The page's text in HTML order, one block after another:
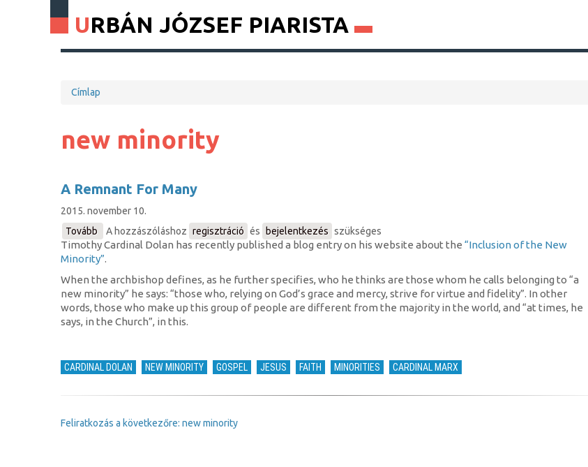
URBÁN JÓZSEF PIARISTA
Címlap
new minority
A Remnant For Many
2015. november 10.
Tovább
(A
Remnant
For
A hozzászóláshoz regisztráció és bejelentkezés szükséges
Timothy Cardinal Dolan has recently published a blog entry on his website about the “Inclusion of the New
Minority”.
When the archbishop defines, as he further specifies, who he thinks are those whom he calls belonging to “a
new minority” he says: “those who, relying on God’s grace and mercy, strive for virtue and fidelity”. In other
words, those who make up this group of people are different from the majority in the world, and “at times, he
says, in the Church”, in this.
CARDINAL DOLAN NEW MINORITY GOSPEL JESUS FAITH MINORITIES CARDINAL MARX
Feliratkozás a következőre: new minority